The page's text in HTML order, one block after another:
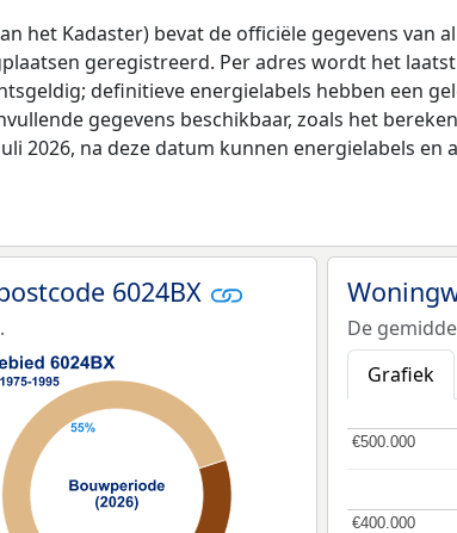
het Kadaster) bevat de officiële gegevens
geregistreerd. Per adres wordt het
definitieve energielabels hebben een
gegevens beschikbaar, zoals het
2026, na deze datum kunnen energielabels
6024BX
De
Grafiek
€400.000
€400.000
€500.000
€500.000